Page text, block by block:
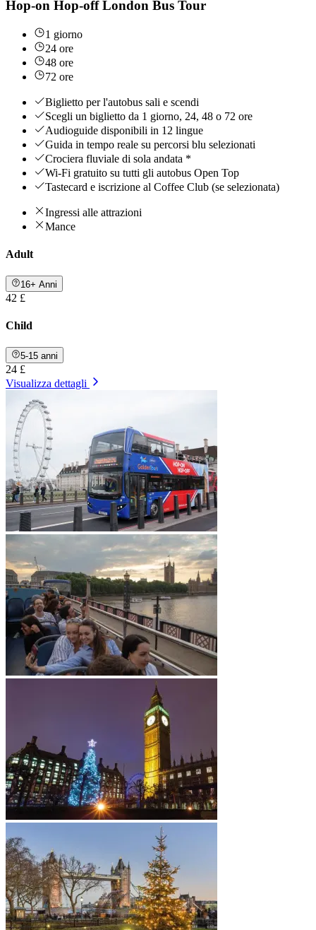
Hop-on Hop-off London Bus Tour
1 giorno
24 ore
48 ore
72 ore
Biglietto per l'autobus sali e scendi
Scegli un biglietto da 1 giorno, 24, 48 o 72 ore
Audioguide disponibili in 12 lingue
Guida in tempo reale su percorsi blu selezionati
Crociera fluviale di sola andata *
Wi-Fi gratuito su tutti gli autobus Open Top
Tastecard e iscrizione al Coffee Club (se selezionata)
Ingressi alle attrazioni
Mance
Adult
16+ Anni
42 £
Child
5-15 anni
24 £
Visualizza dettagli